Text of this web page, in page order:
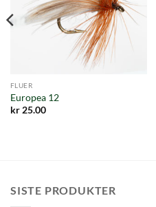
FLUER
Europea 12
kr25.00
SISTE PRODUKTER